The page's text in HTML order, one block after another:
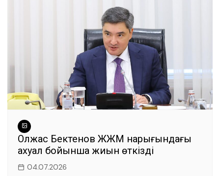
Олжас Бектенов ЖЖМ нарығындағы
ахуал бойынша жиын өткізді
04.07.2026